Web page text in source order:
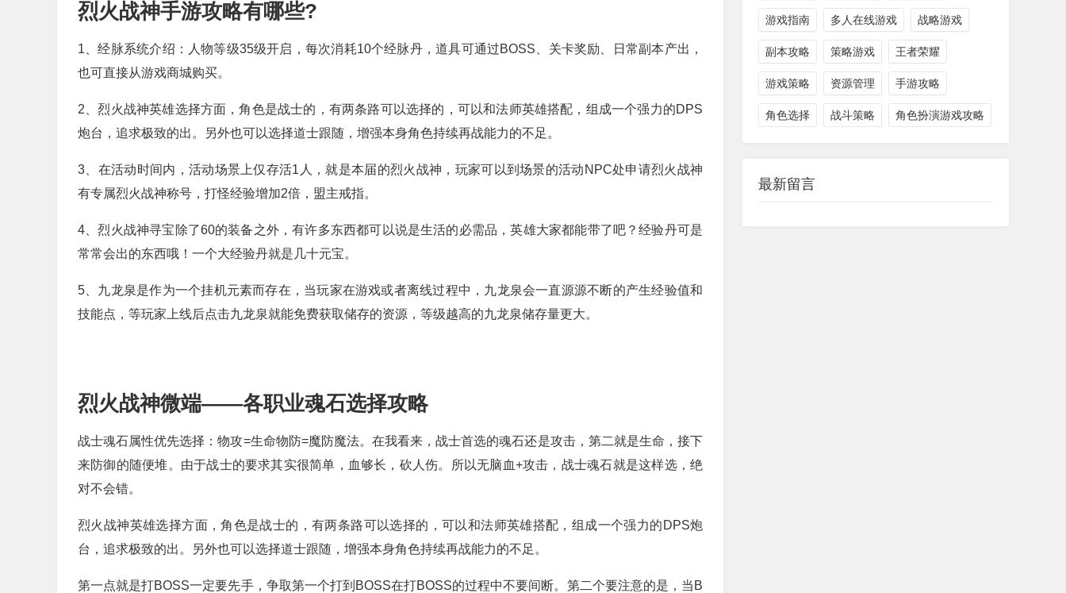
烈火战神手游攻略有哪些?
1、经脉系统介绍：人物等级35级开启，每次消耗10个经脉丹，道具可通过BOSS、关卡奖励、日常副本产出，
也可直接从游戏商城购买。
2、烈火战神英雄选择方面，角色是战士的，有两条路可以选择的，可以和法师英雄搭配，组成一个强力的DPS
炮台，追求极致的出。另外也可以选择道士跟随，增强本身角色持续再战能力的不足。
3、在活动时间内，活动场景上仅存活1人，就是本届的烈火战神，玩家可以到场景的活动NPC处申请烈火战神
有专属烈火战神称号，打怪经验增加2倍，盟主戒指。
4、烈火战神寻宝除了60的装备之外，有许多东西都可以说是生活的必需品，英雄大家都能带了吧？经验丹可是
常常会出的东西哦！一个大经验丹就是几十元宝。
5、九龙泉是作为一个挂机元素而存在，当玩家在游戏或者离线过程中，九龙泉会一直源源不断的产生经验值和
技能点，等玩家上线后点击九龙泉就能免费获取储存的资源，等级越高的九龙泉储存量更大。
烈火战神微端——各职业魂石选择攻略
战士魂石属性优先选择：物攻=生命物防=魔防魔法。在我看来，战士首选的魂石还是攻击，第二就是生命，接下
来防御的随便堆。由于战士的要求其实很简单，血够长，砍人伤。所以无脑血+攻击，战士魂石就是这样选，绝
对不会错。
烈火战神英雄选择方面，角色是战士的，有两条路可以选择的，可以和法师英雄搭配，组成一个强力的DPS炮
台，追求极致的出。另外也可以选择道士跟随，增强本身角色持续再战能力的不足。
第一点就是打BOSS一定要先手，争取第一个打到BOSS在打BOSS的过程中不要间断。第二个要注意的是，当B
游戏指南 多人在线游戏 战略游戏
副本攻略 策略游戏 王者荣耀
游戏策略 资源管理 手游攻略
角色选择 战斗策略 角色扮演游戏攻略
最新留言